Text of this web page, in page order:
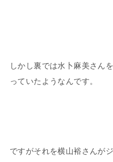
しかし裏では水卜麻美さん
っていたようなんです。
ですがそれを横山裕さんが